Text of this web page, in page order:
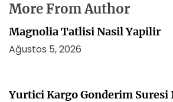
More From Author
Magnolia Tatlisi Nasil Yapilir
Ağustos 5, 2026
Yurtici Kargo Gonderim Suresi